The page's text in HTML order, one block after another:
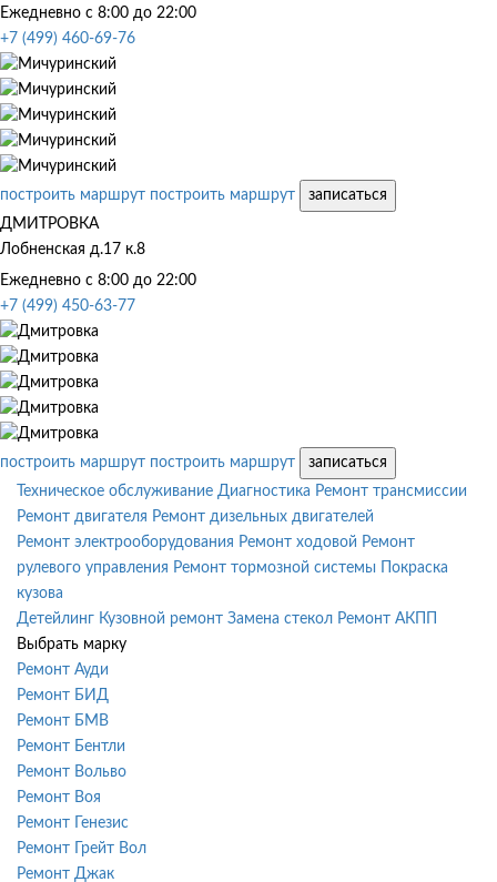
Ежедневно с 8:00 до 22:00
+7 (499) 460-69-76
построить маршрут построить маршрут
записаться
ДМИТРОВКА
Лобненская д.17 к.8
Ежедневно с 8:00 до 22:00
+7 (499) 450-63-77
построить маршрут построить маршрут
записаться
Техническое обслуживание Диагностика Ремонт трансмиссии
Ремонт двигателя Ремонт дизельных двигателей
Ремонт электрооборудования Ремонт ходовой Ремонт
рулевого управления Ремонт тормозной системы
Покраска
кузова
Детейлинг Кузовной ремонт Замена стекол Ремонт АКПП
Выбрать марку
Ремонт Ауди
Ремонт БИД
Ремонт БМВ
Ремонт Бентли
Ремонт Вольво
Ремонт Воя
Ремонт Генезис
Ремонт Грейт Вол
Ремонт Джак